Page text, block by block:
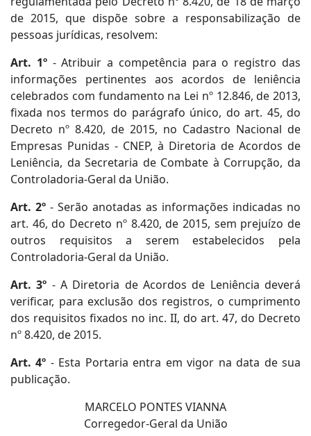
de 2015, que dispõe sobre a responsabilização de
pessoas jurídicas, resolvem:
Art. 1º - Atribuir a competência para o registro das
informações pertinentes aos acordos de leniência
celebrados com fundamento na Lei nº 12.846, de 2013,
fixada nos termos do parágrafo único, do art. 45, do
Decreto nº 8.420, de 2015, no Cadastro Nacional de
Empresas Punidas - CNEP, à Diretoria de Acordos de
Leniência, da Secretaria de Combate à Corrupção, da
Controladoria-Geral da União.
Art. 2º - Serão anotadas as informações indicadas no
art. 46, do Decreto nº 8.420, de 2015, sem prejuízo de
outros requisitos a serem estabelecidos pela
Controladoria-Geral da União.
Art. 3º - A Diretoria de Acordos de Leniência deverá
verificar, para exclusão dos registros, o cumprimento
dos requisitos fixados no inc. II, do art. 47, do Decreto
nº 8.420, de 2015.
Art. 4º - Esta Portaria entra em vigor na data de sua
publicação.
MARCELO PONTES VIANNA
Corregedor-Geral da União